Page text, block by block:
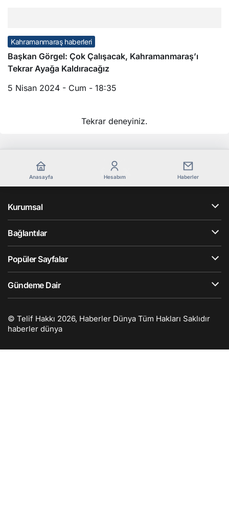
Kahramanmaraş haberleri
Başkan Görgel: Çok Çalışacak, Kahramanmaraş’ı
Tekrar Ayağa Kaldıracağız
5 Nisan 2024 - Cum - 18:35
Tekrar deneyiniz.
Anasayfa Hesabım Haberler
Kurumsal
Bağlantılar
Popüler Sayfalar
Gündeme Dair
© Telif Hakkı 2026, Haberler Dünya Tüm Hakları Saklıdır
haberler dünya